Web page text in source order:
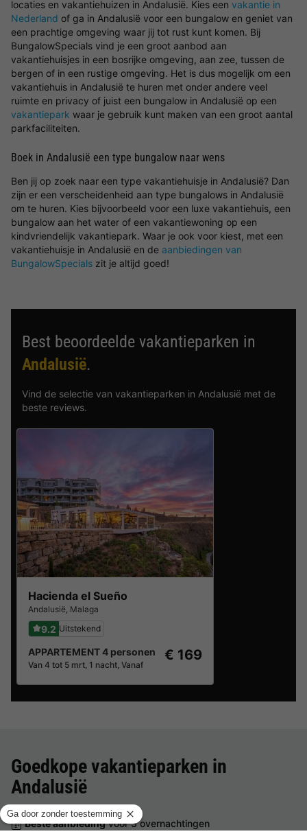
locaties en vakantiehuizen in Andalusië. Kies een vakantie in
Nederland of ga in Andalusië voor een bungalow en geniet van
een prachtige omgeving waar jij tot rust kunt komen. Bij
BungalowSpecials vind je een groot aanbod aan
vakantiehuisjes in een bosrijke omgeving, aan zee, tussen de
bergen of in een rustige omgeving. Het is dus mogelijk om een
vakantiehuis in Andalusië te huren met onder andere veel
ruimte en privacy of juist een bungalow in Andalusië op een
vakantiepark waar je gebruik kunt maken van een groot aantal
parkfaciliteiten.
Boek in Andalusië een type bungalow naar wens
Ben jij op zoek naar een type vakantiehuisje in Andalusië? Dan
zijn er een verscheidenheid aan type bungalows in Andalusië
om te huren. Kies bijvoorbeeld voor een luxe vakantiehuis, een
bungalow aan het water of een vakantiewoning op een
kindvriendelijk vakantiepark. Waar je ook voor kiest, met een
vakantiehuisje in Andalusië en de aanbiedingen van
BungalowSpecials zit je altijd goed!
Best beoordeelde vakantieparken in
Andalusië.
Vind de selectie van vakantieparken in Andalusië met de
beste reviews.
Hacienda el Sueño
Andalusië, Malaga
9.2 Uitstekend
APPARTEMENT 4 personen
Van 4 tot 5 mrt, 1 nacht, Vanaf
€ 169
Goedkope vakantieparken in
Andalusië
Beste aanbiedingvoor 3 overnachtingen